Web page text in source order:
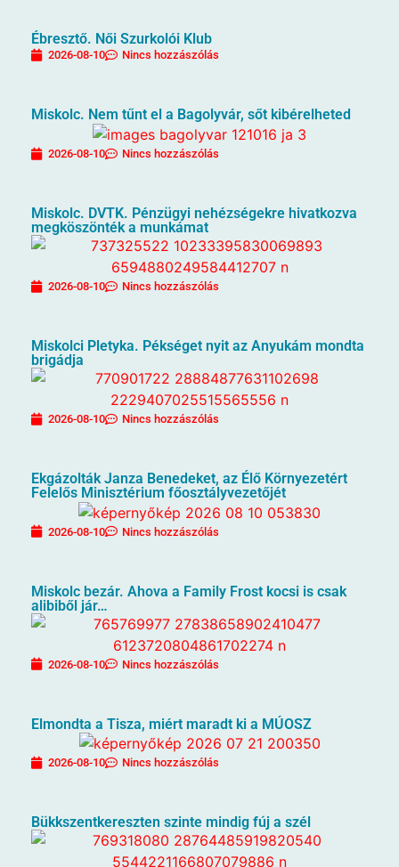
Ébresztő. Női Szurkolói Klub
2026-08-10 Nincs hozzászólás
Miskolc. Nem tűnt el a Bagolyvár, sőt kibérelheted
2026-08-10 Nincs hozzászólás
Miskolc. DVTK. Pénzügyi nehézségekre hivatkozva
megköszönték a munkámat
2026-08-10 Nincs hozzászólás
Miskolci Pletyka. Pékséget nyit az Anyukám mondta
brigádja
2026-08-10 Nincs hozzászólás
Ekgázolták Janza Benedeket, az Élő Környezetért
Felelős Minisztérium főosztályvezetőjét
2026-08-10 Nincs hozzászólás
Miskolc bezár. Ahova a Family Frost kocsi is csak
alibiből jár…
2026-08-10 Nincs hozzászólás
Elmondta a Tisza, miért maradt ki a MÚOSZ
2026-08-10 Nincs hozzászólás
Bükkszentkereszten szinte mindig fúj a szél